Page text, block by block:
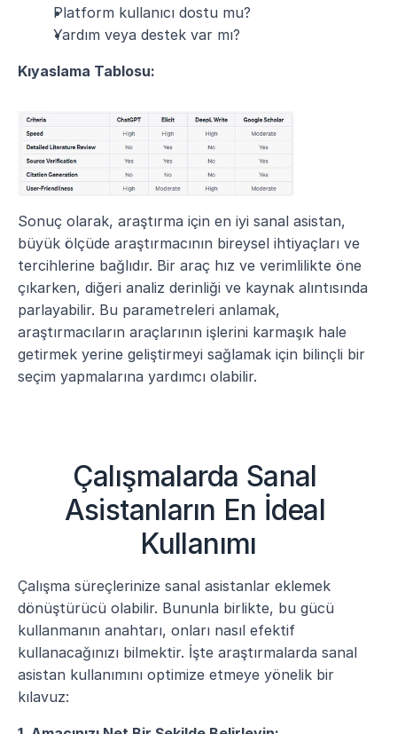
Platform kullanıcı dostu mu?
Yardım veya destek var mı?
Kıyaslama Tablosu:
Sonuç olarak, araştırma için en iyi sanal asistan,
büyük ölçüde araştırmacının bireysel ihtiyaçları ve
tercihlerine bağlıdır. Bir araç hız ve verimlilikte öne
çıkarken, diğeri analiz derinliği ve kaynak alıntısında
parlayabilir. Bu parametreleri anlamak,
araştırmacıların araçlarının işlerini karmaşık hale
getirmek yerine geliştirmeyi sağlamak için bilinçli bir
seçim yapmalarına yardımcı olabilir.
Çalışmalarda Sanal
Asistanların En İdeal
Kullanımı
Çalışma süreçlerinize sanal asistanlar eklemek
dönüştürücü olabilir. Bununla birlikte, bu gücü
kullanmanın anahtarı, onları nasıl efektif
kullanacağınızı bilmektir. İşte araştırmalarda sanal
asistan kullanımını optimize etmeye yönelik bir
kılavuz: